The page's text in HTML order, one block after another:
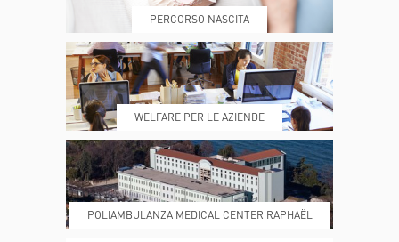
REFERTI REPARTI
DONA ORA MAGAZINE
PERCORSO NASCITA
WELFARE PER LE AZIENDE
POLIAMBULANZA MEDICAL CENTER RAPHAËL